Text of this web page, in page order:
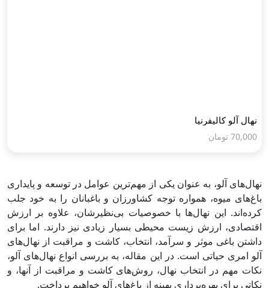
نهال آلو کالیفرنیا
70,000 تومان
نهال‌های آلو، به عنوان یکی از مهم‌ترین عوامل در توسعه و پایداری
باغ‌های میوه، همواره توجه کشاورزان و باغبانان را به خود جلب
کرده‌اند. این نهال‌ها با خصوصیات بی‌نظیرشان، علاوه بر ارزش
اقتصادی، ارزش زیست محیطی بسیار زیادی نیز دارند. اما برای
داشتن باغی موثر و سرآمد، انتخاب، کاشت و مراقبت از نهال‌های
آلو امری حیاتی است. در این مقاله، به بررسی انواع نهال‌های آلو،
نکات مهم در انتخاب نهال، روش‌های کاشت و مراقبت از آنها، و
نکاتی برای بهره‌برداری بهینه از باغ‌های آلو خواهیم پرداخت.